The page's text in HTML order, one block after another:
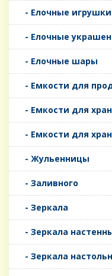
- Елочные игрушки
- Елочные
- Елочные шары
- Емкости для
- Емкости для
- Емкости для
- Жульенницы
- Заливного
- Зеркала
- Зеркала
- Зеркала